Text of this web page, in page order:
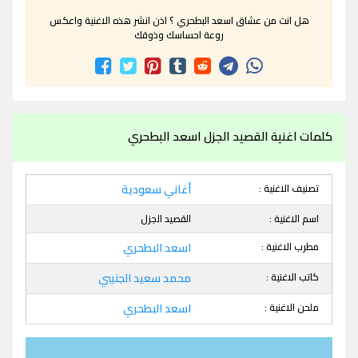
هل انت من عشاق اسعد البطحري ؟ اذن انشر هذه الاغنية واعكس
روعة احساسك وذوقك
كلمات اغنية القصيد الجزل اسعد البطحري
تصنيف الاغنية : أغاني سعودية
اسم الاغنية :
القصيد الجزل
مطرب الاغنية :
اسعد البطحري
كاتب الاغنية : محمد سعيد الجنيبي
ملحن الاغنية : اسعد البطحري